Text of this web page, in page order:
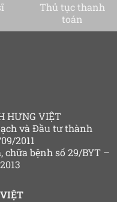
Thủ tục thanh
toán
HƯNG VIỆT
và Đầu tư thành
2011
chữa bệnh số 29/BYT –